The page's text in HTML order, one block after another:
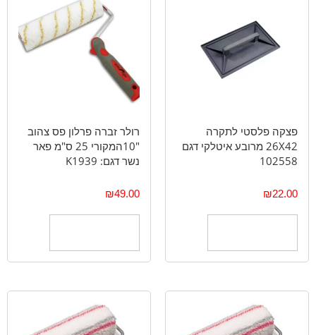
פצקה פלסטי לתקרה
26X42 מרובע איטלקי דגם
102558
₪22.00
רולר זברה פרלון פס צהוב
"10המקורי 25 ס"מ פאר
נשר דגם: K1939
₪49.00